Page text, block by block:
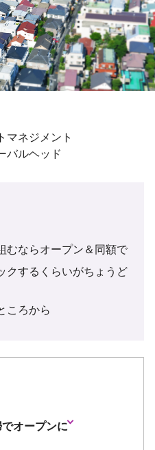
マネジメント
むならオープン＆同額で
クするくらいがちょうど
ころから
オープンに